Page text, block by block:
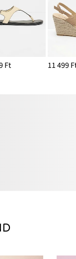
Ft 11 499